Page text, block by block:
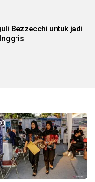
Bezzecchi untuk jadi